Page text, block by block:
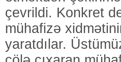
çevrildi. Konkret
mühafizə
yaratdılar.